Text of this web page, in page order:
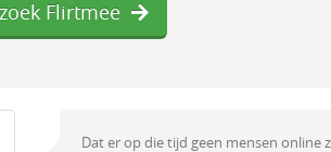
Flirtmee
Dat er op die tijd geen mensen